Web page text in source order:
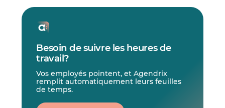
Besoin de suivre les heures de
travail?
Vos employés pointent, et Agendrix
remplit automatiquement leurs feuilles
de temps.